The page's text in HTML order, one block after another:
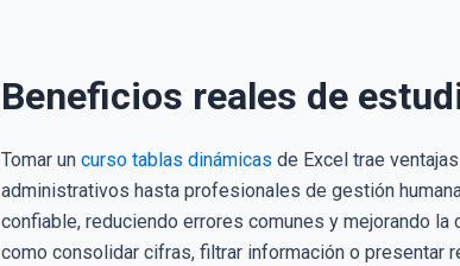
Beneficios reales de
Tomar un curso tablas dinámicas de Excel trae
administrativos hasta profesionales de gestión
confiable, reduciendo errores comunes y mejorando
como consolidar cifras, filtrar información o presentar